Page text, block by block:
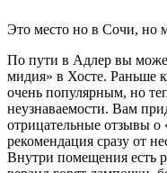
Это место но в Сочи, но
По пути в Адлер вы
мидия» в Хосте. Раньше
очень популярным, но
неузнаваемости. Вам
отрицательные отзывы
рекомендация сразу от
Внутри помещения есть